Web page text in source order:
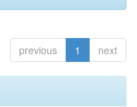
previous 1 next